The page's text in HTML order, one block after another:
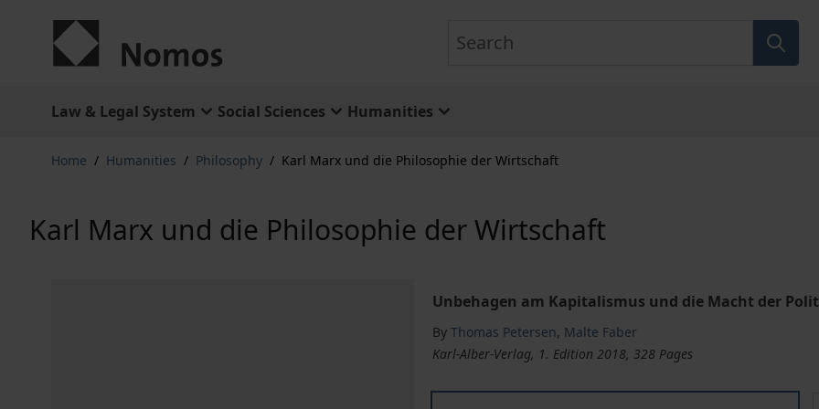
Law & Legal System Social Sciences Humanities
Home / Humanities / Philosophy / Karl Marx und die Philosophie der Wirtschaft
Karl Marx und die Philosophie der Wirtschaft
Unbehagen am Kapitalismus und die Macht der
By Thomas Petersen, Malte Faber
Karl-Alber-Verlag, 1. Edition 2018, 328 Pages